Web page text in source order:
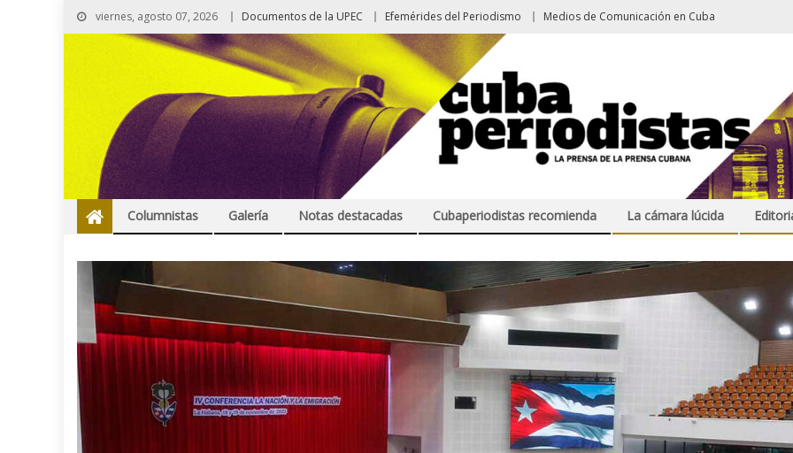
viernes, agosto 07, 2026 Documentos de la UPEC Efemérides del Periodismo Medios de Comunicación en Cuba
Columnistas Galería Notas destacadas Cubaperiodistas recomienda La cámara lúcida